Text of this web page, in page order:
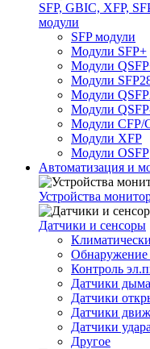
SFP, GBIC, XFP,
модули
SFP модули
Модули SFP+
Модули
Модули
Модули
Модули
Модули CFP/
Модули XFP
Модули OSFP
Автоматизация и
Устройства
Датчики и сенсоры
Обнаружение
Контроль
Датчики дыма
Датчики
Датчики
Датчики
Другое